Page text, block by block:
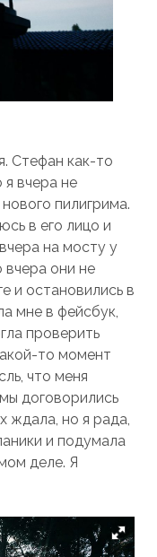
Стефан как-то
вчера не
пилигрима.
в его лицо и
на мосту у
вчера они не
и остановились в
мне в фейсбук,
проверить
то момент
что меня
договорились
ждала, но я рада,
и подумала
деле. Я